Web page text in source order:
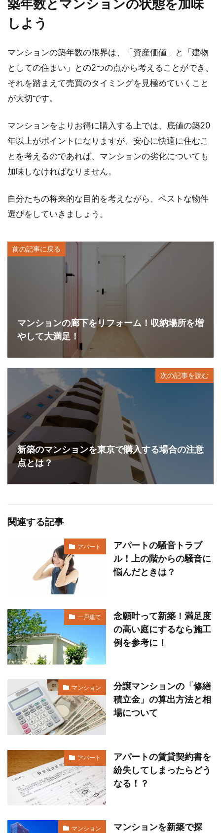
築年数とマンションの状態を加味
しよう
マンションの築年数の限界は、「資産価値」と「建物
としての住まい」との2つの点から考えることができ、
それを踏まえて売買のタイミングを見極めていくこと
が大切です。
マンションをよりお得に購入する上では、底値の築20
年以上がポイントになりますが、安心に快適に住むこ
とを考えるのであれば、マンションの劣化についても
加味しなければなりません。
自分たちの将来的な目的を考えながら、ベストな物件
選びをしていきましょう。
前の記事に戻る
マンションの廊下をリフォーム！収納場所を増
やして大満足！
次の記事を読む
新築のマンションを東京で購入する場合の注意
点とは？
関連する記事
アパート
アパートの騒音トラブ
ル！上の階からの騒音に
悩んだときは？
一戸建て
念願叶って新築！満足度
の高い庭にするなら施工
例を参考に！
マンション
分譲マンションの「修繕
積立金」の算出方法と相
場について
アパート
アパートの賃貸契約書を
紛失してしまったらどう
なる！？
マンション
マンションを新築で探